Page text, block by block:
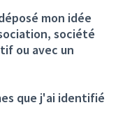
mon idée
société
ou avec un
que j'ai identifié